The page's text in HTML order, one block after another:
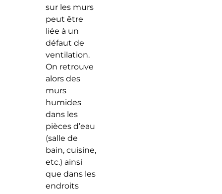
sur les murs
peut être
liée à un
défaut de
ventilation.
On retrouve
alors des
murs
humides
dans les
pièces d’eau
(salle de
bain, cuisine,
etc.) ainsi
que dans les
endroits